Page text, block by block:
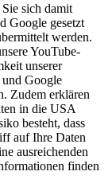
sich damit
Google gesetzt
werden.
YouTube-
unserer
und Google
Zudem erklären
in die USA
besteht, dass
auf Ihre Daten
ausreichenden
finden